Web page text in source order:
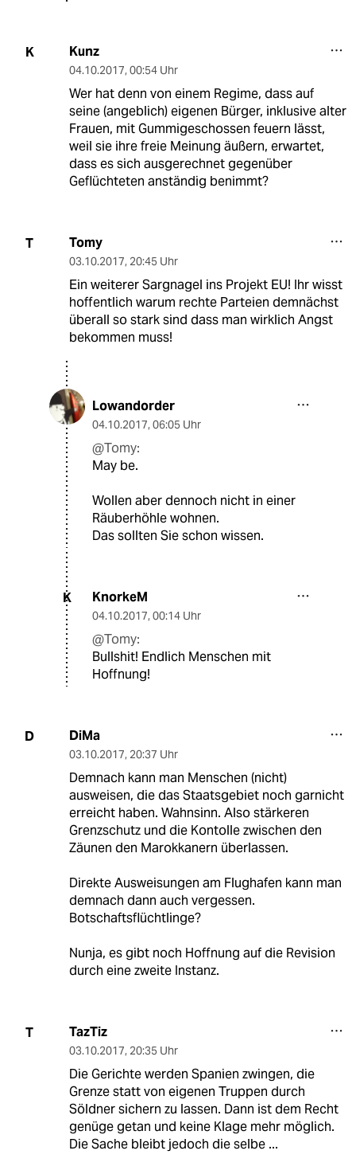
K Kunz
04.10.2017, 00:54 Uhr
Wer hat denn von einem Regime, dass auf
seine (angeblich) eigenen Bürger, inklusive alter
Frauen, mit Gummigeschossen feuern lässt,
weil sie ihre freie Meinung äußern, erwartet,
dass es sich ausgerechnet gegenüber
Geflüchteten anständig benimmt?
T Tomy
03.10.2017, 20:45 Uhr
Ein weiterer Sargnagel ins Projekt EU! Ihr wisst
hoffentlich warum rechte Parteien demnächst
überall so stark sind dass man wirklich Angst
bekommen muss!
Lowandorder
04.10.2017, 06:05 Uhr
@Tomy:
May be.
Wollen aber dennoch nicht in einer
Räuberhöhle wohnen.
Das sollten Sie schon wissen.
K KnorkeM
04.10.2017, 00:14 Uhr
@Tomy:
Bullshit! Endlich Menschen mit
Hoffnung!
D DiMa
03.10.2017, 20:37 Uhr
Demnach kann man Menschen (nicht)
ausweisen, die das Staatsgebiet noch garnicht
erreicht haben. Wahnsinn. Also stärkeren
Grenzschutz und die Kontolle zwischen den
Zäunen den Marokkanern überlassen.
Direkte Ausweisungen am Flughafen kann man
demnach dann auch vergessen.
Botschaftsflüchtlinge?
Nunja, es gibt noch Hoffnung auf die Revision
durch eine zweite Instanz.
T TazTiz
03.10.2017, 20:35 Uhr
Die Gerichte werden Spanien zwingen, die
Grenze statt von eigenen Truppen durch
Söldner sichern zu lassen. Dann ist dem Recht
genüge getan und keine Klage mehr möglich.
Die Sache bleibt jedoch die selbe ...